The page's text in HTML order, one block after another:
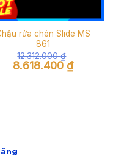
rửa chén Slide MS
861
12.312.000₫
Giá
gốc
8.618.400₫Giá
hiện